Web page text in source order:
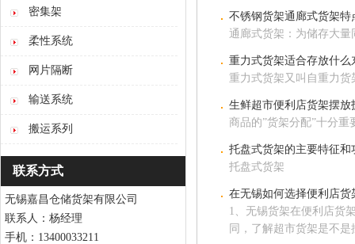
密集架
柔性系统
网片隔断
输送系统
搬运系列
联系方式
无锡嘉昌仓储货架有限公司
联系人：杨经理
手机：13400033211
不锈钢货架通廊式货架特
通廊式货架：为储存大
重力式货架适合存放什么
重力式货架又叫自重力
生鲜超市便利店货架摆放
商品的”货架分配”十分
托盘式货架的主要特征和
托盘式货架
在无锡如何选择便利店货
1、无锡货架在便利店货
同，了解超市货架是不